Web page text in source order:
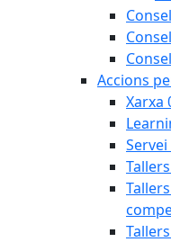
Accions
Xarxa